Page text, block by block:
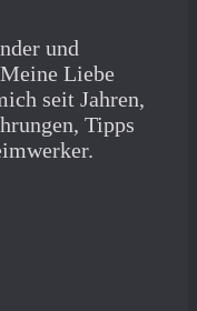
und
Liebe
seit Jahren,
Tipps